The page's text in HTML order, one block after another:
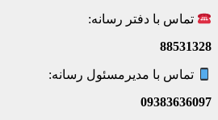
تماس با دفتر رسانه:
88531328
تماس با مدیرمسئول رسانه:
09383636097